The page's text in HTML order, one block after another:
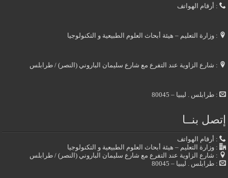
: أرقام الهواتف
: وزارة التعليم – هيئة أبحاث العلوم الطبيعية و التكنولوجيا
: شارع الزاوية عند التفرع مع شارع سليمان الباروني (النصر) / طرابلس
: طرابلس . ليبيا – 80045
إتصل بنــا
: أرقام الهواتف
: وزارة التعليم – هيئة أبحاث العلوم الطبيعية و التكنولوجيا
: شارع الزاوية عند التفرع مع شارع سليمان الباروني (النصر) / طرابلس
: طرابلس . ليبيا – 80045